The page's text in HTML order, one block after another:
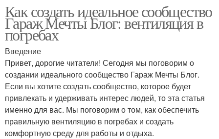
Как создать идеальное сообщество
Гараж Мечты Блог: вентиляция в
погребах
Введение
Привет, дорогие читатели! Сегодня мы поговорим о
создании идеального сообщество Гараж Мечты Блог.
Если вы хотите создать сообщество, которое будет
привлекать и удерживать интерес людей, то эта статья
именно для вас. Мы поговорим о том, как обеспечить
правильную вентиляцию в погребах и создать
комфортную среду для работы и отдыха.